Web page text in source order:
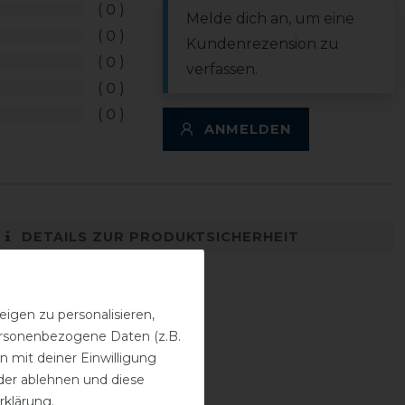
0
0
0
0
0
Melde dich an, um eine
Kundenrezension zu
verfassen.
ANMELDEN
DETAILS ZUR PRODUKTSICHERHEIT
zu personalisieren,
Daten (z.B.
mit deiner Einwilligung
ablehnen und diese
.